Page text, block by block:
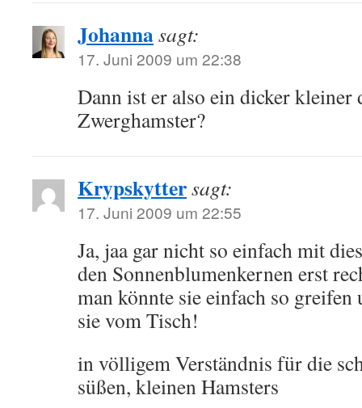
Johannasagt:
17. Juni 2009 um 22:38
Dann ist er also ein dicker kleiner
Zwerghamster?
Krypskyttersagt:
17. Juni 2009 um 22:55
Ja, jaa gar nicht so einfach mit
den Sonnenblumenkernen erst
man könnte sie einfach so
sie vom Tisch!
in völligem Verständnis für die
süßen, kleinen Hamsters